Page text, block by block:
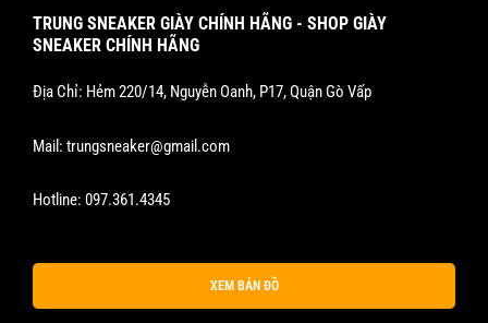
TRUNG SNEAKER GIÀY CHÍNH HÃNG - SHOP GIÀY
SNEAKER CHÍNH HÃNG
Địa Chỉ: Hẻm 220/14, Nguyễn Oanh, P17, Quận Gò Vấp
Mail: trungsneaker@gmail.com
Hotline: 097.361.4345
XEM BẢN ĐỒ